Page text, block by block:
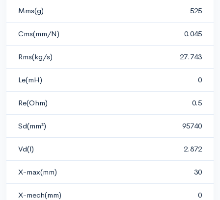
Mms(g) 525
Cms(mm/N) 0.045
Rms(kg/s) 27.743
Le(mH) 0
Re(Ohm) 0.5
Sd(mm²) 95740
Vd(l) 2.872
X-max(mm) 30
X-mech(mm) 0